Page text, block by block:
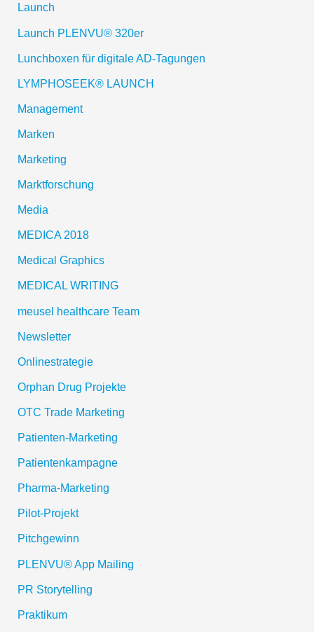
Launch
Launch PLENVU® 320er
Lunchboxen für digitale AD-Tagungen
LYMPHOSEEK® LAUNCH
Management
Marken
Marketing
Marktforschung
Media
MEDICA 2018
Medical Graphics
MEDICAL WRITING
meusel healthcare Team
Newsletter
Onlinestrategie
Orphan Drug Projekte
OTC Trade Marketing
Patienten-Marketing
Patientenkampagne
Pharma-Marketing
Pilot-Projekt
Pitchgewinn
PLENVU® App Mailing
PR Storytelling
Praktikum